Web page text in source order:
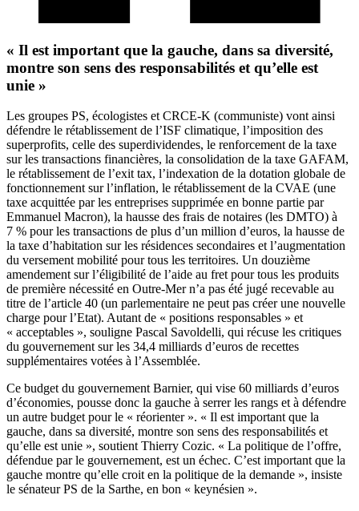
« Il est important que la gauche, dans sa diversité,
montre son sens des responsabilités et qu’elle est
unie »
Les groupes PS, écologistes et CRCE-K (communiste) vont ainsi
défendre le rétablissement de l’ISF climatique, l’imposition des
superprofits, celle des superdividendes, le renforcement de la taxe
sur les transactions financières, la consolidation de la taxe GAFAM,
le rétablissement de l’exit tax, l’indexation de la dotation globale de
fonctionnement sur l’inflation, le rétablissement de la CVAE (une
taxe acquittée par les entreprises supprimée en bonne partie par
Emmanuel Macron), la hausse des frais de notaires (les DMTO) à
7 % pour les transactions de plus d’un million d’euros, la hausse de
la taxe d’habitation sur les résidences secondaires et l’augmentation
du versement mobilité pour tous les territoires. Un douzième
amendement sur l’éligibilité de l’aide au fret pour tous les produits
de première nécessité en Outre-Mer n’a pas été jugé recevable au
titre de l’article 40 (un parlementaire ne peut pas créer une nouvelle
charge pour l’Etat). Autant de « positions responsables » et
« acceptables », souligne Pascal Savoldelli, qui récuse les critiques
du gouvernement sur les 34,4 milliards d’euros de recettes
supplémentaires votées à l’Assemblée.
Ce budget du gouvernement Barnier, qui vise 60 milliards d’euros
d’économies, pousse donc la gauche à serrer les rangs et à défendre
un autre budget pour le « réorienter ». « Il est important que la
gauche, dans sa diversité, montre son sens des responsabilités et
qu’elle est unie », soutient Thierry Cozic. « La politique de l’offre,
défendue par le gouvernement, est un échec. C’est important que la
gauche montre qu’elle croit en la politique de la demande », insiste
le sénateur PS de la Sarthe, en bon « keynésien ».